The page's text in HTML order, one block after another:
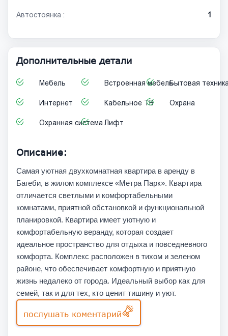
Автостоянка : 1
Дополнительные детали
Мебель Встроенная мебельБытовая
Интернет Кабельное ТВ Охрана
Охранная система Лифт
Описание:
Самая уютная двухкомнатная квартира в аренду в
Багеби, в жилом комплексе «Метра Парк». Квартира
отличается светлыми и комфортабельными
комнатами, приятной обстановкой и функциональной
планировкой. Квартира имеет уютную и
комфортабельную веранду, которая создает
идеальное пространство для отдыха и повседневного
комфорта. Комплекс расположен в тихом и зеленом
районе, что обеспечивает комфортную и приятную
жизнь недалеко от города. Идеальный выбор как для
семей, так и для тех, кто ценит тишину и уют.
послушать коментарий